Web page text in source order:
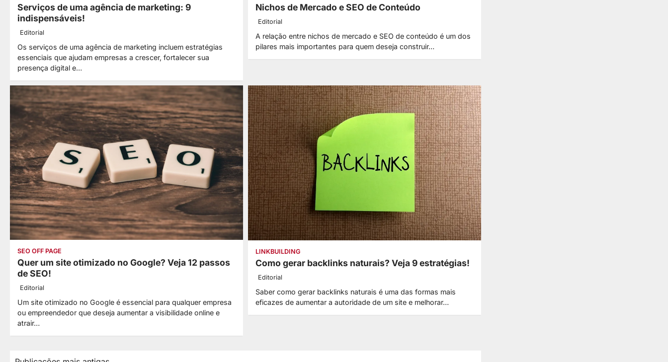
Serviços de uma agência de marketing: 9
indispensáveis!
Editorial
Os serviços de uma agência de marketing incluem estratégias
essenciais que ajudam empresas a crescer, fortalecer sua
presença digital e…
Nichos de Mercado e SEO de Conteúdo
Editorial
A relação entre nichos de mercado e SEO de conteúdo é um dos
pilares mais importantes para quem deseja construir…
SEO OFF PAGE
Quer um site otimizado no Google? Veja 12 passos
de SEO!
Editorial
Um site otimizado no Google é essencial para qualquer empresa
ou empreendedor que deseja aumentar a visibilidade online e
atrair…
LINKBUILDING
Como gerar backlinks naturais? Veja 9 estratégias!
Editorial
Saber como gerar backlinks naturais é uma das formas mais
eficazes de aumentar a autoridade de um site e melhorar…